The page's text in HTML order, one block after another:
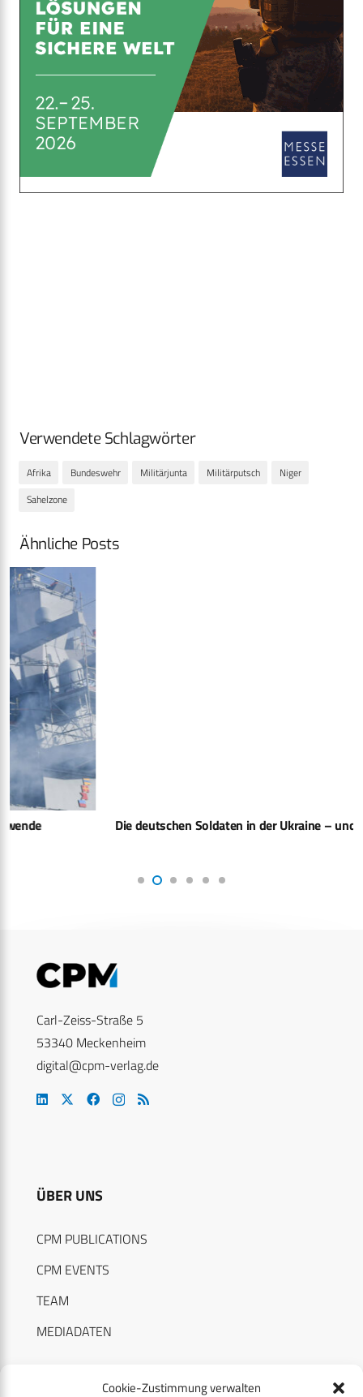
Cookie-Zustimmung verwalten
Verwendete Schlagwörter
Afrika Bundeswehr Militärjunta Militärputsch
Niger
Sahelzone
Ähnliche Posts
Die deutschen Soldaten in der Ukraine – und in Russland
Carl-Zeiss-Straße 5
53340 Meckenheim
digital@cpm-verlag.de
ÜBER UNS
CPM PUBLICATIONS
CPM EVENTS
TEAM
MEDIADATEN